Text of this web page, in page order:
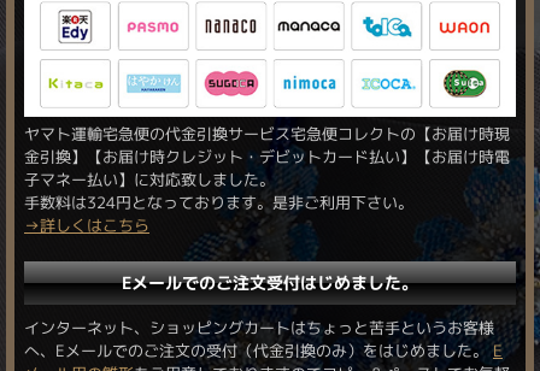
ヤマト運輸宅急便の代金引換サービス宅急便コレクトの【お届け時現
金引換】【お届け時クレジット・デビットカード払い】【お届け時電
子マネー払い】に対応致しました。
手数料は324円となっております。是非ご利用下さい。
→詳しくはこちら
Eメールでのご注文受付はじめました。
インターネット、ショッピングカートはちょっと苦手というお客様
へ、Eメールでのご注文の受付（代金引換のみ）をはじめました。E